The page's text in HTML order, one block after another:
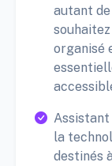
autant de
organisé
la
destinés